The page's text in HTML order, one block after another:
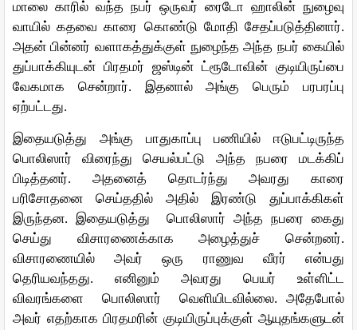
மாலை காரில் வந்த நபர் ஒருவர் ரைடோ ஹாலின் நுழைவு
வாயில் கதவை காரை கொண்டு மோதி சேதப்படுத்தினார்.
அதன் பின்னர் வளாகத்துக்குள் நுழைந்த அந்த நபர் கையில்
துப்பாக்கியுடன் பிரதமர் ஜஸ்டின் ட்ரூடோவின் குடியிருப்பை
வேகமாக
சென்றார். இதனால் அங்கு பெரும்
பரபரப்பு
ஏற்பட்டது.
இதையடுத்து அங்கு பாதுகாப்பு பணியில்
ஈடுபட்டிருந்த
பொலிஸார்
விரைந்து செயல்பட்டு அந்த நபரை
மடக்கிப்
பிடித்தனர். அதனைத் தொடர்ந்து அவரது
காரை
பரிசோதனை
செய்ததில் அதில்
இரண்டு துப்பாக்கிகள்
இருந்தன.இதையடுத்து பொலிஸார் அந்த நபரை கைது
செய்து
விசாரணைக்காக அழைத்துச் சென்றனர்.
விசாரணையில்
அவர் ஒரு ராணுவ வீரர்
என்பது
தெரியவந்தது. எனினும் அவரது பெயர்
உள்ளிட்ட
விவரங்களை
பொலிஸார் வெளியிடவில்லை.அதேபோல்
அவர் எதற்காக பிரதமரின் குடியிருப்புக்குள் ஆயுதங்களுடன்